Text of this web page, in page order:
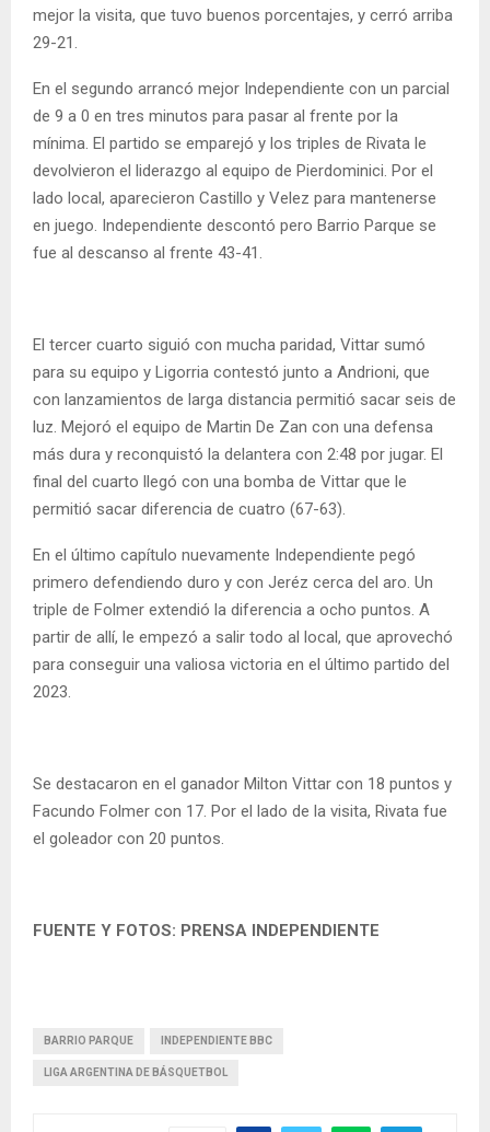
mejor la visita, que tuvo buenos porcentajes, y cerró arriba
29-21.
En el segundo arrancó mejor Independiente con un parcial
de 9 a 0 en tres minutos para pasar al frente por la
mínima. El partido se emparejó y los triples de Rivata le
devolvieron el liderazgo al equipo de Pierdominici. Por el
lado local, aparecieron Castillo y Velez para mantenerse
en juego. Independiente descontó pero Barrio Parque se
fue al descanso al frente 43-41.
El tercer cuarto siguió con mucha paridad, Vittar sumó
para su equipo y Ligorria contestó junto a Andrioni, que
con lanzamientos de larga distancia permitió sacar seis de
luz. Mejoró el equipo de Martin De Zan con una defensa
más dura y reconquistó la delantera con 2:48 por jugar. El
final del cuarto llegó con una bomba de Vittar que le
permitió sacar diferencia de cuatro (67-63).
En el último capítulo nuevamente Independiente pegó
primero defendiendo duro y con Jeréz cerca del aro. Un
triple de Folmer extendió la diferencia a ocho puntos. A
partir de allí, le empezó a salir todo al local, que aprovechó
para conseguir una valiosa victoria en el último partido del
2023.
Se destacaron en el ganador Milton Vittar con 18 puntos y
Facundo Folmer con 17. Por el lado de la visita, Rivata fue
el goleador con 20 puntos.
FUENTE Y FOTOS: PRENSA INDEPENDIENTE
BARRIO PARQUE INDEPENDIENTE BBC
LIGA ARGENTINA DE BÁSQUETBOL